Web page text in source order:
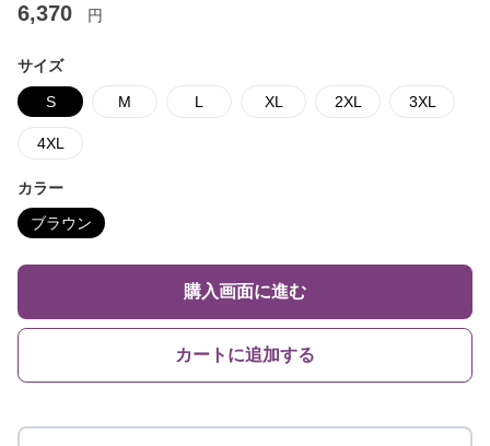
6,370 円
サイズ
S M L XL 2XL 3XL
4XL
カラー
ブラウン
購入画面に進む
カートに追加する